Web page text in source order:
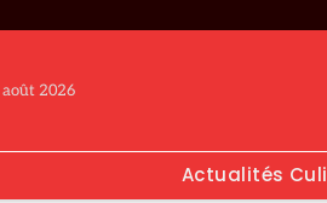
2026
Actualités